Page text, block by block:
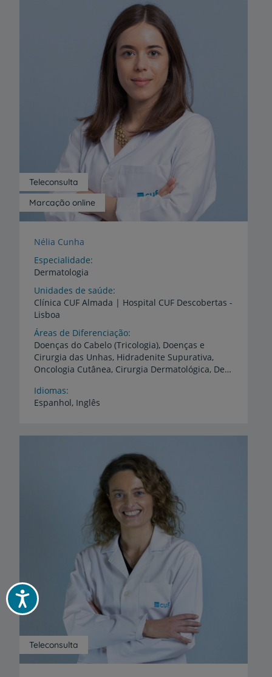
Acessibilidade
Marcação online
Teleconsulta
Nélia Cunha
Especialidade
Dermatologia
Unidades de saúde
Clínica CUF Almada | Hospital CUF Descobertas -
Lisboa
Áreas de Diferenciação
Doenças do Cabelo (Tricologia), Doenças e
Cirurgia das Unhas, Hidradenite Supurativa,
Oncologia Cutânea, Cirurgia Dermatológica, Dermatologia Geral (adultos e crianças)
Idiomas
Espanhol, Inglês
Teleconsulta